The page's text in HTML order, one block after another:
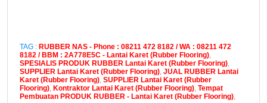
TAG : RUBBER NAS - Phone : 08211 472 8182 / WA : 08211 472
8182 / BBM : 2A778E5C - Lantai Karet (Rubber Flooring),
SPESIALIS PRODUK RUBBER Lantai Karet (Rubber Flooring),
SUPPLIER Lantai Karet (Rubber Flooring), JUAL RUBBER Lantai
Karet (Rubber Flooring), SUPPLIER Lantai Karet (Rubber
Flooring), Kontraktor Lantai Karet (Rubber Flooring), Tempat
Pembuatan PRODUK RUBBER - Lantai Karet (Rubber Flooring),